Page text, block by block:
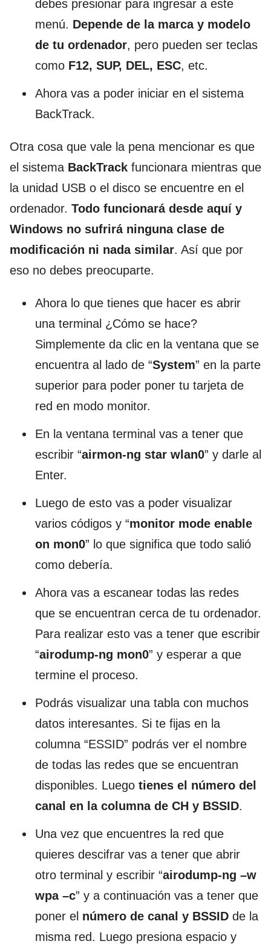
debes presionar para ingresar a este
menú. Depende de la marca y modelo
de tu ordenador, pero pueden ser teclas
como F12, SUP, DEL, ESC, etc.
Ahora vas a poder iniciar en el sistema
BackTrack.
Otra cosa que vale la pena mencionar es que
el sistema BackTrack funcionara mientras que
la unidad USB o el disco se encuentre en el
ordenador. Todo funcionará desde aquí y
Windows no sufrirá ninguna clase de
modificación ni nada similar. Así que por
eso no debes preocuparte.
Ahora lo que tienes que hacer es abrir
una terminal ¿Cómo se hace?
Simplemente da clic en la ventana que se
encuentra al lado de “System” en la parte
superior para poder poner tu tarjeta de
red en modo monitor.
En la ventana terminal vas a tener que
escribir “airmon-ng star wlan0” y darle al
Enter.
Luego de esto vas a poder visualizar
varios códigos y “monitor mode enable
on mon0” lo que significa que todo salió
como debería.
Ahora vas a escanear todas las redes
que se encuentran cerca de tu ordenador.
Para realizar esto vas a tener que escribir
“airodump-ng mon0” y esperar a que
termine el proceso.
Podrás visualizar una tabla con muchos
datos interesantes. Si te fijas en la
columna “ESSID” podrás ver el nombre
de todas las redes que se encuentran
disponibles. Luego tienes el número del
canal en la columna de CH y BSSID.
Una vez que encuentres la red que
quieres descifrar vas a tener que abrir
otro terminal y escribir “airodump-ng –w
wpa –c” y a continuación vas a tener que
poner el número de canal y BSSID de la
misma red. Luego presiona espacio y